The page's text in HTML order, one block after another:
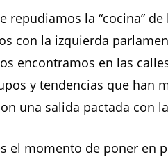
repudiamos la “cocina”
con la izquierda
encontramos en las
y tendencias que han
una salida pactada con
el momento de poner en